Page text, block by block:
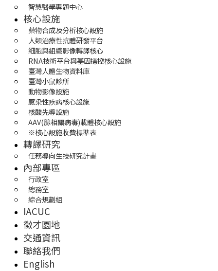
智慧醫學專題中心
核心設施
藥物合成及分析核心設施
人類治療性抗體研發平台
細胞與組織影像轉譯核心
RNA技術平台與基因操控核心設施
臺灣人體生物資料庫
臺灣小鼠診所
動物影像設施
感染性疾病核心設施
核酸先導設施
AAV(腺相關病毒)載體核心設施
※核心設施收費標準表
轉譯研究
任務導向生技研究計畫
內部專區
行政室
總務室
綜合規劃組
IACUC
徵才園地
交通資訊
聯絡我們
English